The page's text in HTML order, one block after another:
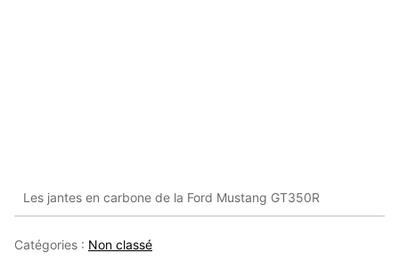
Les jantes en carbone de la Ford Mustang GT350R
Catégories : Non classé